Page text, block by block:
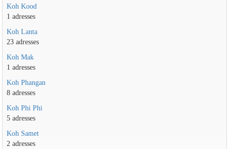
Koh Kood
1 adresses
Koh Lanta
23 adresses
Koh Mak
1 adresses
Koh Phangan
8 adresses
Koh Phi Phi
5 adresses
Koh Samet
2 adresses